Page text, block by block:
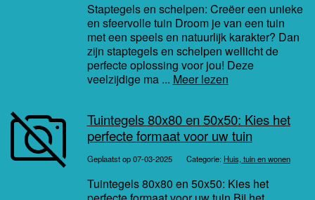
Staptegels en schelpen: Creëer een unieke
en sfeervolle tuin Droom je van een tuin
met een speels en natuurlijk karakter? Dan
zijn staptegels en schelpen wellicht de
perfecte oplossing voor jou! Deze
veelzijdige ma ... Meer lezen
Tuintegels 80x80 en 50x50: Kies het
perfecte formaat voor uw tuin
Geplaatst op 07-03-2025 Categorie: Huis, tuin en wonen
Tuintegels 80x80 en 50x50: Kies het